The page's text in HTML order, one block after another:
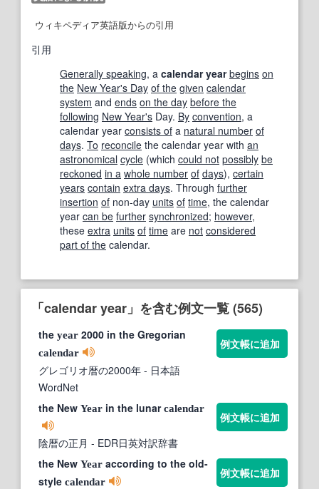
ウィキペディア英語版からの引用
引用
Generally speaking, a calendar year begins on
the New Year's Day of the given calendar
system and ends on the day before the
following New Year's Day. By convention, a
calendar year consists of a natural number of
days. To reconcile the calendar year with an
astronomical cycle (which could not possibly be
reckoned in a whole number of days), certain
years contain extra days. Through further
insertion of non-day units of time, the calendar
year can be further synchronized; however,
these extra units of time are not considered
part of the calendar.
「calendar year」を含む例文一覧 (565)
the year 2000 in the Gregorian
calendar
グレゴリオ暦の2000年 - 日本語
WordNet
例文帳に追加
the New Year in the lunarcalendar
陰暦の正月 - EDR日英対訳辞書
例文帳に追加
the New Year according to the old-
style calendar
例文帳に追加